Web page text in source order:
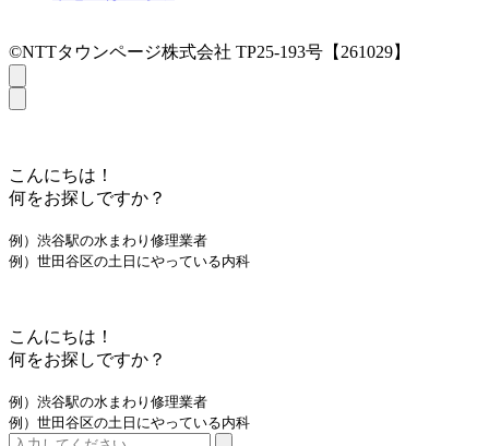
©NTTタウンページ株式会社 TP25-193号【261029】
こんにちは！
何をお探しですか？
例）渋谷駅の水まわり修理業者
例）世田谷区の土日にやっている内科
こんにちは！
何をお探しですか？
例）渋谷駅の水まわり修理業者
例）世田谷区の土日にやっている内科